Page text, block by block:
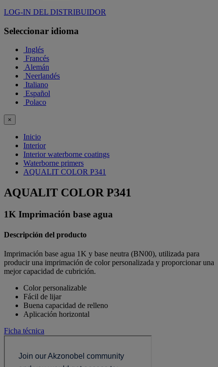
LOG-IN DEL DISTRIBUIDOR
Seleccionar idioma
Inglés
Francés
Alemán
Neerlandés
Italiano
Español
Polaco
×
Inicio
Interior
Interior waterborne coatings
Waterborne primers
AQUALIT COLOR P341
AQUALIT COLOR P341
1K Imprimación base agua
Descripción del producto
Imprimación base agua 1K y base neutra (BN00), utilizada para
producir una imprimación de color personalizada y proporcionar una
mejor capacidad de cubrición.
Color personalizable
Fácil de lijar
Buena capacidad de relleno
Aplicación horizontal
Ficha técnica